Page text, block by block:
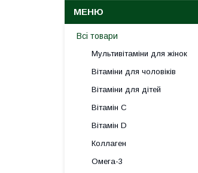
Всі товари
Мультивітаміни для жінок
Вітаміни для чоловіків
Вітаміни для дітей
Вітамін С
Вітамін D
Коллаген
Омега-3